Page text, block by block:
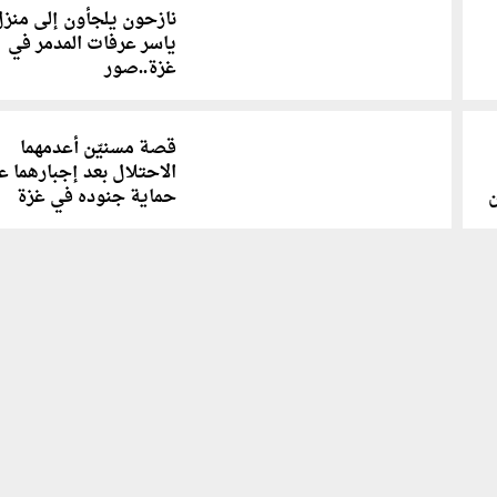
نازحون يلجأون إلى
ياسر عرفات المدمر في
غزة..صور
قصة مسنيّن أعدمهما
الاحتلال بعد إجبارهما
حماية جنوده في غزة